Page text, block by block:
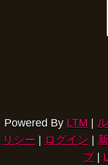
Powered By LTM
リシー
ログイン
ブ